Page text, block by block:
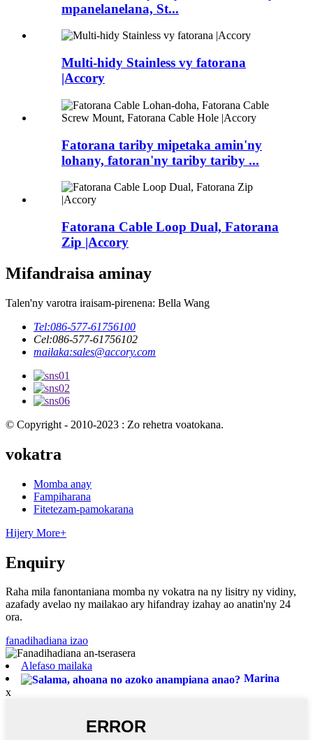
mpanelanelana, St...
Multi-hidy Stainless vy fatorana
|Accory
Fatorana tariby mipetaka amin'ny
lohany, fatoran'ny tariby tariby ...
Fatorana Cable Loop Dual, Fatorana
Zip |Accory
Mifandraisa aminay
Talen'ny varotra iraisam-pirenena: Bella Wang
Tel:086-577-61756100
Cel:086-577-61756102
mailaka:sales@accory.com
© Copyright - 2010-2023 : Zo rehetra voatokana.
vokatra
Momba anay
Fampiharana
Fitetezam-pamokarana
Hijery More+
Enquiry
Raha mila fanontaniana momba ny vokatra na ny lisitry ny vidiny,
azafady avelao ny mailakao ary hifandray izahay ao anatin'ny 24
ora.
fanadihadiana izao
Alefaso mailaka
Marina
x